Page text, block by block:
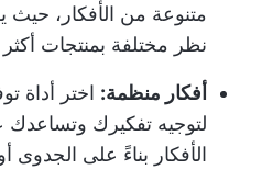
متنوعة من الأفكار،
نظر مختلفة بمنتجات أكثر
أفكار منظمة: اختر أداة
لتوجيه تفكيرك وتساعدك
الأفكار بناءً على الجدوى